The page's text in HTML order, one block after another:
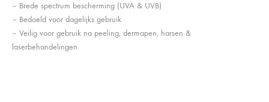
– Brede spectrum bescherming (UVA & UVB)
– Bedoeld voor dagelijks gebruik
– Veilig voor gebruik na peeling, dermapen, harsen &
laserbehandelingen.